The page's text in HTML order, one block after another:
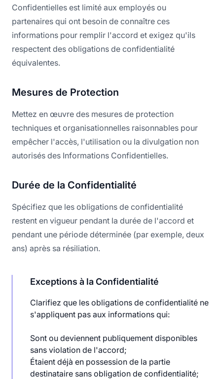
Confidentielles est limité aux employés ou
partenaires qui ont besoin de connaître ces
informations pour remplir l'accord et exigez qu'ils
respectent des obligations de confidentialité
Mesures de Protection
Mettez en œuvre des mesures de protection
techniques et organisationnelles raisonnables pour
empêcher l'accès, l'utilisation ou la divulgation non
autorisés des Informations Confidentielles.
Durée de la Confidentialité
Spécifiez que les obligations de confidentialité
restent en vigueur pendant la durée de l'accord et
pendant une période déterminée (par exemple, deux
ans) après sa résiliation.
Exceptions à la Confidentialité
Clarifiez que les obligations de confidentialité ne
s'appliquent pas aux informations qui:
Sont ou deviennent publiquement disponibles
sans violation de l'accord;
Étaient déjà en possession de la partie
destinataire sans obligation de confidentialité;